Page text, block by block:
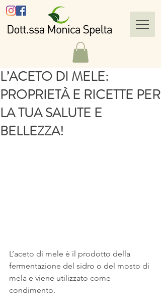
L’ACETO DI MELE:
PROPRIETÀ E RICETTE PER
LA TUA SALUTE E
BELLEZZA!
L’aceto di mele è il prodotto della
fermentazione del sidro o del mosto di
mela e viene utilizzato come
condimento.